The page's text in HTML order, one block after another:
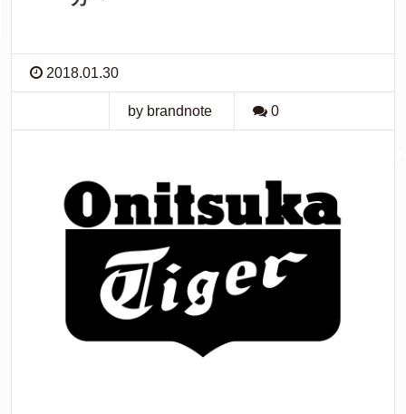
2018.01.30
by brandnote 0